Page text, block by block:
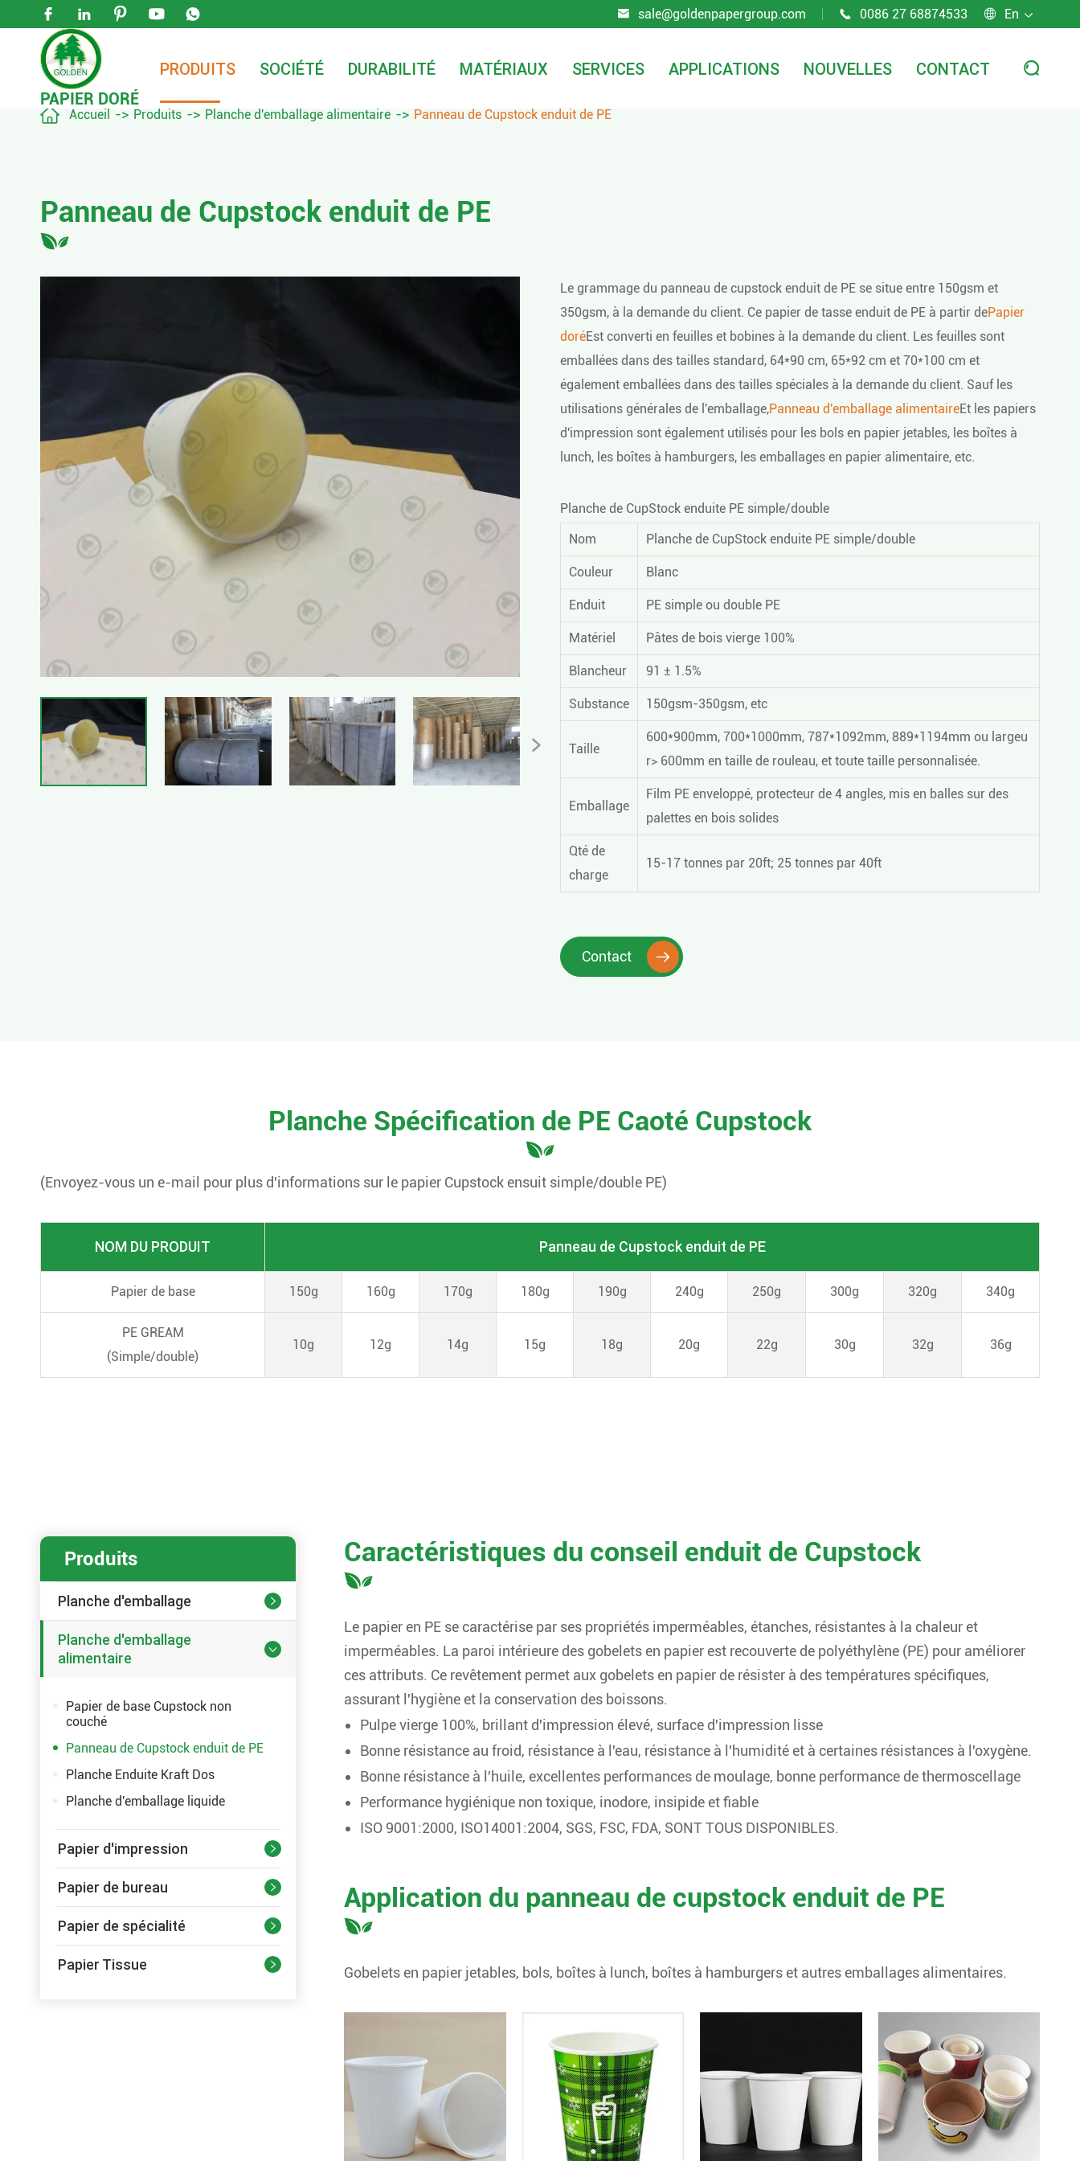
      sale@goldenpapergroup.com  0086 27 68874533  En 
PAPIER DORÉ
PRODUITS SOCIÉTÉ DURABILITÉ MATÉRIAUX SERVICES APPLICATIONS NOUVELLES CONTACT 
 Accueil Produits Planche d'emballage alimentaire Panneau de Cupstock enduit de PE
Panneau de Cupstock enduit de PE

Le grammage du panneau de cupstock enduit de PE se situe entre 150gsm et
350gsm, à la demande du client. Ce papier de tasse enduit de PE à partir dePapier
doréEst converti en feuilles et bobines à la demande du client. Les feuilles sont
emballées dans des tailles standard, 64*90 cm, 65*92 cm et 70*100 cm et
également emballées dans des tailles spéciales à la demande du client. Sauf les
utilisations générales de l'emballage,Panneau d'emballage alimentaireEt les papiers
d'impression sont également utilisés pour les bols en papier jetables, les boîtes à
lunch, les boîtes à hamburgers, les emballages en papier alimentaire, etc.
Planche de CupStock enduite PE simple/double
Nom
Planche de CupStock enduite PE simple/double
Couleur Blanc
Enduit PE simple ou double PE
Matériel Pâtes de bois vierge 100%
Blancheur 91 ± 1.5%
Substance 150gsm-350gsm, etc
Taille
600*900mm, 700*1000mm, 787*1092mm, 889*1194mm ou largeu
r> 600mm en taille de rouleau, et toute taille personnalisée.
Emballage
Film PE enveloppé, protecteur de 4 angles, mis en balles sur des
palettes en bois solides
Qté de
charge
15-17 tonnes par 20ft; 25 tonnes par 40ft
Contact 
Planche Spécification de PE Caoté Cupstock
(Envoyez-vous un e-mail pour plus d'informations sur le papier Cupstock ensuit simple/double PE)
NOM DU PRODUIT Panneau de Cupstock enduit de PE
Papier de base 150g 160g 170g 180g 190g 240g 250g 300g 320g 340g
PE GREAM
(Simple/double)
10g 12g 14g 15g 18g 20g 22g 30g 32g 36g
Produits
Planche d'emballage 
Planche d'emballage
alimentaire

Papier de base Cupstock non
couché
Panneau de Cupstock enduit de PE
Planche Enduite Kraft Dos
Planche d'emballage liquide
Papier d'impression 
Papier de bureau 
Papier de spécialité 
Papier Tissue 
Caractéristiques du conseil enduit de Cupstock
Le papier en PE se caractérise par ses propriétés imperméables, étanches, résistantes à la chaleur et
imperméables. La paroi intérieure des gobelets en papier est recouverte de polyéthylène (PE) pour améliorer
ces attributs. Ce revêtement permet aux gobelets en papier de résister à des températures spécifiques,
assurant l'hygiène et la conservation des boissons.
Pulpe vierge 100%, brillant d'impression élevé, surface d'impression lisse
Bonne résistance au froid, résistance à l'eau, résistance à l'humidité et à certaines résistances à l'oxygène.
Bonne résistance à l'huile, excellentes performances de moulage, bonne performance de thermoscellage
Performance hygiénique non toxique, inodore, insipide et fiable
ISO 9001:2000, ISO14001:2004, SGS, FSC, FDA, SONT TOUS DISPONIBLES.
Application du panneau de cupstock enduit de PE
Gobelets en papier jetables, bols, boîtes à lunch, boîtes à hamburgers et autres emballages alimentaires.